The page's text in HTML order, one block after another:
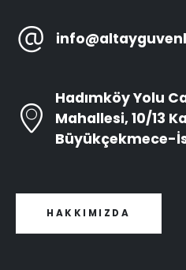
Hadımköy Yolu
Mahallesi, 10/13
Büyükçekmece-
HAKKIMIZDA